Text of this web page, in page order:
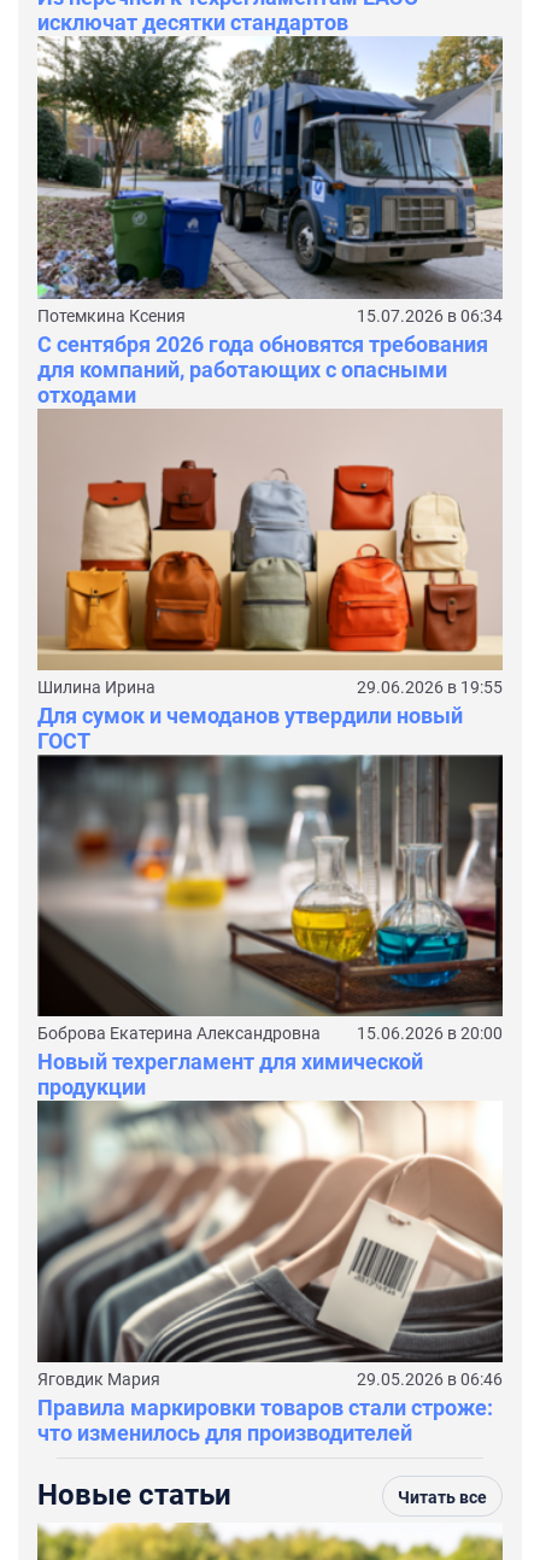
исключат десятки стандартов
Потемкина Ксения 15.07.2026 в 06:34
С сентября 2026 года обновятся требования
для компаний, работающих с опасными
отходами
Шилина Ирина 29.06.2026 в 19:55
Для сумок и чемоданов утвердили новый
ГОСТ
Боброва Екатерина Александровна 15.06.2026 в 20:00
Новый техрегламент для химической
продукции
Яговдик Мария 29.05.2026 в 06:46
Правила маркировки товаров стали строже:
что изменилось для производителей
Новые статьи Читать все